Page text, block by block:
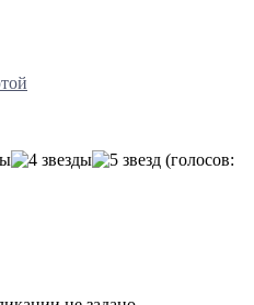
(голосов: